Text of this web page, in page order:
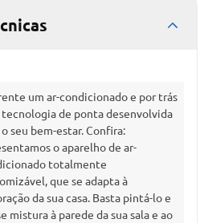
um ar-condicionado e por trás
tecnologia de ponta desenvolvida
o seu bem-estar. Confira:
o aparelho de ar-
totalmente
que se adapta à
da sua casa. Basta pintá-lo e
mistura à parede da sua sala e ao